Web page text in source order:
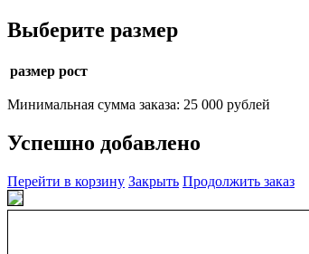
Выберите размер
размер рост
Минимальная сумма заказа: 25 000 рублей
Успешно добавлено
Перейти в корзину Закрыть Продолжить заказ